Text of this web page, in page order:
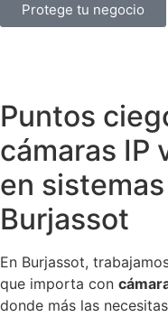
Protege tu negocio
Puntos
cámaras IP
en
Burjassot
En Burjassot,
que importa con
donde más las